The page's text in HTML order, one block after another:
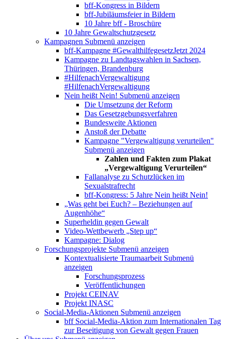
bff-Kongress in Bildern
bff-Jubiläumsfeier in Bildern
10 Jahre bff - Broschüre
10 Jahre Gewaltschutzgesetz
Kampagnen Submenü anzeigen
bff-Kampagne #GewalthilfegesetzJetzt 2024
Kampagne zu Landtagswahlen in Sachsen,
Thüringen, Brandenburg
#HilfenachVergewaltigung
#HilfenachVergewaltigung
Nein heißt Nein! Submenü anzeigen
Die Umsetzung der Reform
Das Gesetzgebungsverfahren
Bundesweite Aktionen
Anstoß der Debatte
Kampagne "Vergewaltigung verurteilen"
Submenü anzeigen
Zahlen und Fakten zum Plakat
„Vergewaltigung Verurteilen“
Fallanalyse zu Schutzlücken im
Sexualstrafrecht
bff-Kongress: 5 Jahre Nein heißt Nein!
„Was geht bei Euch? – Beziehungen auf
Augenhöhe“
Superheldin gegen Gewalt
Video-Wettbewerb „Step up“
Kampagne: Dialog
Forschungsprojekte Submenü anzeigen
Kontextualisierte Traumaarbeit Submenü
anzeigen
Forschungsprozess
Veröffentlichungen
Projekt CEINAV
Projekt INASC
Social-Media-Aktionen Submenü anzeigen
bff Social-Media-Aktion zum Internationalen Tag
zur Beseitigung von Gewalt gegen Frauen